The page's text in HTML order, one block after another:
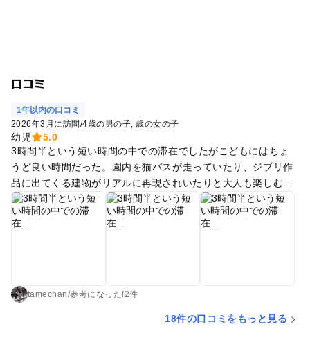
口コミ
1年以内の口コミ
2026年3月に訪問/4歳の男の子 歳の女の子
幼児
5.0
3時間半という短い時間の中での滞在でしたがこどもにはちょ
うど良い時間だった。園内を猫バスが走っていたり、ジブリ作
品に出てくる建物がリアルに再現されいたりと大人も楽しむこ
とができた。短編のジブリ作品の映画もハラハラしながら見て
いて微笑ましかった。
tamechan/参考に なった!2件
18件の口コミをもっと見る